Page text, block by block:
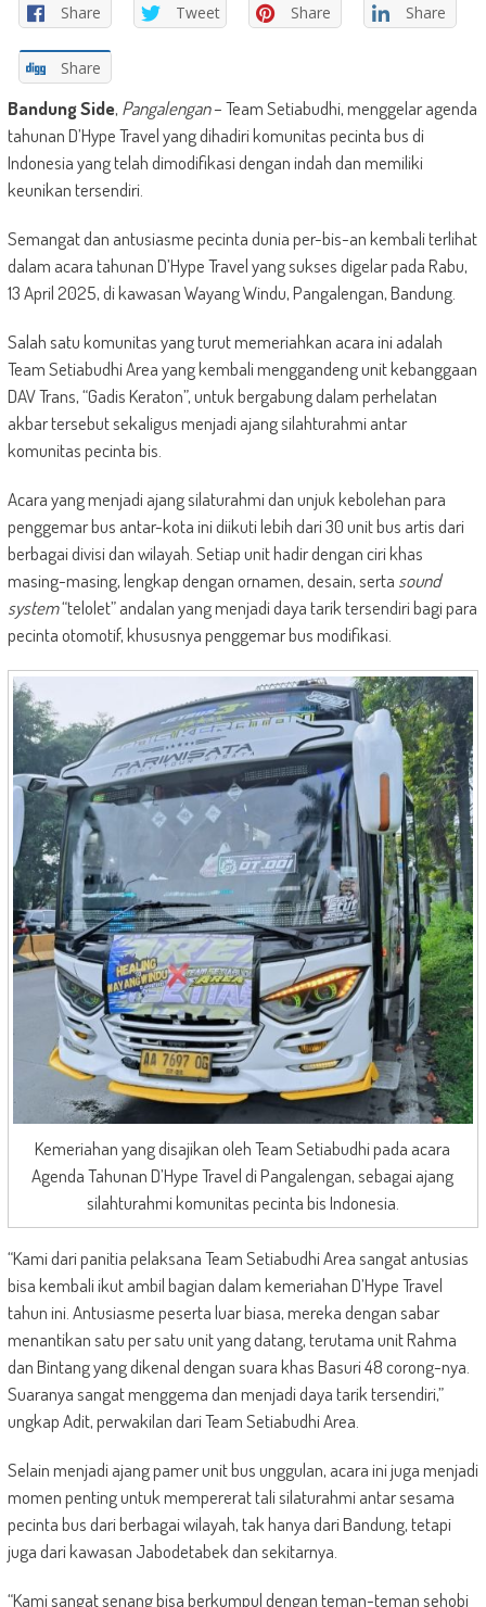
Share Tweet Share Share
Share
Bandung Side, Pangalengan– Team Setiabudhi, menggelar agenda
tahunan D’Hype Travel yang dihadiri komunitas pecinta bus di
Indonesia yang telah dimodifikasi dengan indah dan memiliki
keunikan tersendiri.
Semangat dan antusiasme pecinta dunia per-bis-an kembali terlihat
dalam acara tahunan D’Hype Travel yang sukses digelar pada Rabu,
13 April 2025, di kawasan Wayang Windu, Pangalengan, Bandung.
Salah satu komunitas yang turut memeriahkan acara ini adalah
Team Setiabudhi Area yang kembali menggandeng unit kebanggaan
DAV Trans, “Gadis Keraton”, untuk bergabung dalam perhelatan
akbar tersebut sekaligus menjadi ajang silahturahmi antar
komunitas pecinta bis.
Acara yang menjadi ajang silaturahmi dan unjuk kebolehan para
penggemar bus antar-kota ini diikuti lebih dari 30 unit bus artis dari
berbagai divisi dan wilayah. Setiap unit hadir dengan ciri khas
masing-masing, lengkap dengan ornamen, desain, serta sound
system“telolet” andalan yang menjadi daya tarik tersendiri bagi para
pecinta otomotif, khususnya penggemar bus modifikasi.
Kemeriahan yang disajikan oleh Team Setiabudhi pada acara
Agenda Tahunan D’Hype Travel di Pangalengan, sebagai ajang
silahturahmi komunitas pecinta bis Indonesia.
“Kami dari panitia pelaksana Team Setiabudhi Area sangat antusias
bisa kembali ikut ambil bagian dalam kemeriahan D’Hype Travel
tahun ini. Antusiasme peserta luar biasa, mereka dengan sabar
menantikan satu per satu unit yang datang, terutama unit Rahma
dan Bintang yang dikenal dengan suara khas Basuri 48 corong-nya.
Suaranya sangat menggema dan menjadi daya tarik tersendiri,”
ungkap Adit, perwakilan dari Team Setiabudhi Area.
Selain menjadi ajang pamer unit bus unggulan, acara ini juga menjadi
momen penting untuk mempererat tali silaturahmi antar sesama
pecinta bus dari berbagai wilayah, tak hanya dari Bandung, tetapi
juga dari kawasan Jabodetabek dan sekitarnya.
“Kami sangat senang bisa berkumpul dengan teman-teman sehobi